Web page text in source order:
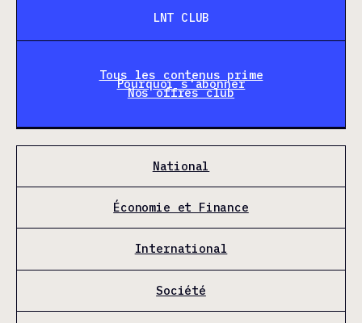
LNT CLUB
Tous les contenus prime
Pourquoi s'abonner
Nos offres club
National
Économie et Finance
International
Société